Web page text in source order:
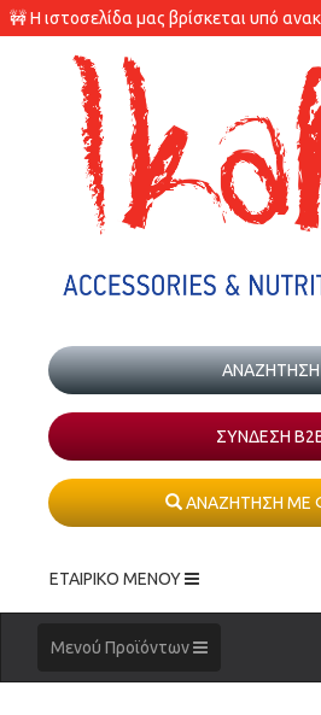
🚧 Η ιστοσελίδα μας βρίσκεται υπό
υπάρχουν διαφορές στις
ΣΥΝΔΕΣΗ
ΑΝΑΖΗΤΗΣΗ ΜΕ
Toggle
ΕΤΑΙΡΙΚΟ ΜΕΝΟΥ
Toggle
Μενού Προϊόντων